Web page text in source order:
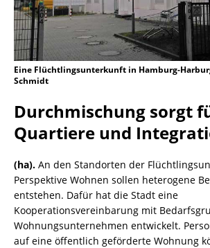
Eine Flüchtlingsunterkunft in Hamburg-
Schmidt
Durchmischung sorgt
Quartiere und
(ha). An den Standorten der
Perspektive Wohnen sollen heterogene
entstehen. Dafür hat die Stadt eine
Kooperationsvereinbarung mit
Wohnungsunternehmen entwickelt.
auf eine öffentlich geförderte Wohnung